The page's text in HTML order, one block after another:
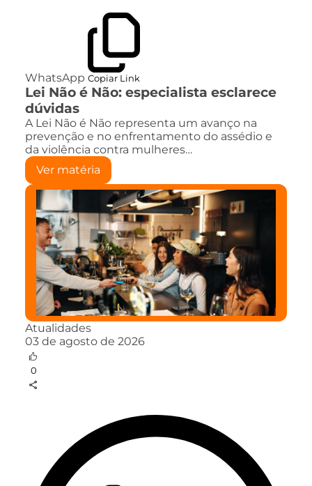
WhatsApp Copiar Link
Lei Não é Não: especialista esclarece
dúvidas
A Lei Não é Não representa um avanço na
prevenção e no enfrentamento do assédio e
da violência contra mulheres…
Ver matéria
Atualidades
03 de agosto de 2026
0